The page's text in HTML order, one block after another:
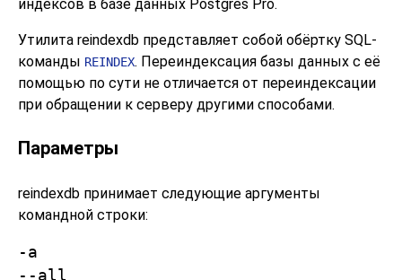
индексов в базе данных Postgres Pro.
Утилита reindexdb представляет собой обёртку SQL-
команды REINDEX. Переиндексация базы данных с её
помощью по сути не отличается от переиндексации
при обращении к серверу другими способами.
Параметры
reindexdb принимает следующие аргументы
командной строки:
-a
--all